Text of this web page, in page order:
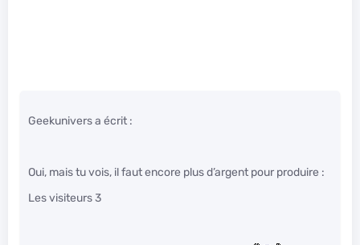
Geekunivers a écrit :
Oui, mais tu vois, il faut encore plus d’argent pour produire :
Les visiteurs 3